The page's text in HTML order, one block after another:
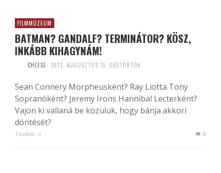
FILMMÚZEUM
BATMAN? GANDALF? TERMINÁTOR? KÖSZ,
INKÁBB KIHAGYNÁM!
CHEESE 2013. AUGUSZTUS 15. CSÜTÖRTÖK
Sean Connery Morpheusként? Ray Liotta Tony
Sopranóként? Jeremy Irons Hannibal Lecterként?
Vajon ki vallaná be közülük, hogy bánja akkori
döntését?
Tovább 0